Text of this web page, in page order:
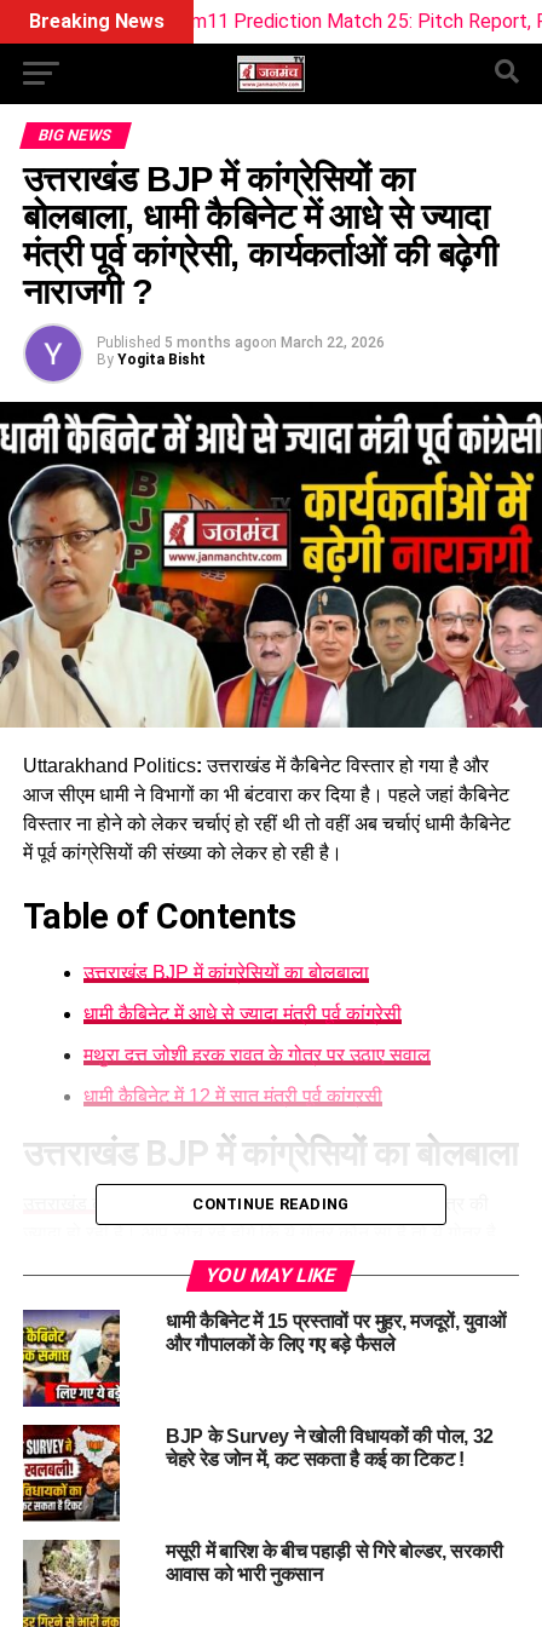
Breaking News
Dream11 Prediction Match 25: Pitch Report, Playing 11 &
BIG NEWS
उत्तराखंड BJP में कांग्रेसियों का
बोलबाला, धामी कैबिनेट में आधे से ज्यादा
मंत्री पूर्व कांग्रेसी, कार्यकर्ताओं की बढ़ेगी
नाराजगी ?
Published 5 months agoon March 22, 2026
By Yogita Bisht
Uttarakhand Politics:उत्तराखंड में कैबिनेट विस्तार हो गया है और
आज सीएम धामी ने विभागों का भी बंटवारा कर दिया है। पहले जहां कैबिनेट
विस्तार ना होने को लेकर चर्चाएं हो रहीं थी तो वहीं अब चर्चाएं धामी कैबिनेट
में पूर्व कांग्रेसियों की संख्या को लेकर हो रही है।
Table of Contents
उत्तराखंड BJP में कांग्रेसियों का बोलबाला
धामी कैबिनेट में आधे से ज्यादा मंत्री पूर्व कांग्रेसी
मथुरा दत्त जोशी हरक रावत के गोत्र पर उठाए सवाल
धामी कैबिनेट में 12 में सात मंत्री पूर्व कांग्रसी
उत्तराखंड BJP में कांग्रेसियों का बोलबाला
में इन दिनों विकास की चर्चाएं कम और गोत्र की
कांग्रेस का। हाल ही में धामी कैबिनेट ने अपना कोरम पूरा करते हुए
मंत्रिमंडल के पांच रिक्त पदों को भर लिया। जिस पर विकास की बातें कम
गोत्र की बातें ज्यादा हो रही हैं। कांग्रेस प्रदेश अध्यक्ष गणेश गोदियाल ने
मुख्यमंत्री धामी का शुक्रिया अदा किया। अपने बयान में गणेश गोदियाल ने
कहा कि मुख्यमंत्री धामी कांग्रेस गोत्र के नेताओं का खूब ख्याल रख रहे
हैं।
CONTINUE READING
YOU MAY LIKE
धामी कैबिनेट में 15 प्रस्तावों पर मुहर, मजदूरों, युवाओं
और गौपालकों के लिए गए बड़े फैसले
BJP के Survey ने खोली विधायकों की पोल, 32
चेहरे रेड जोन में, कट सकता है कई का टिकट !
मसूरी में बारिश के बीच पहाड़ी से गिरे बोल्डर, सरकारी
आवास को भारी नुकसान